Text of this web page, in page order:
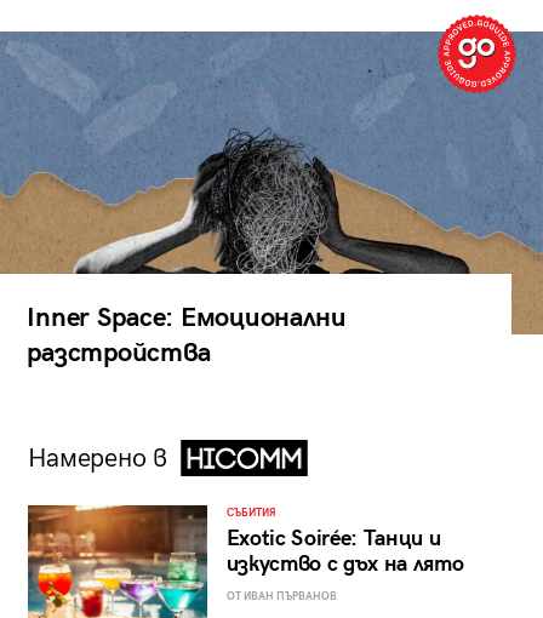
Inner Space: Емоционални
разстройства
Намерено в
СЪБИТИЯ
Exotic Soirée: Танци и
изкуство с дъх на лято
ОТ ИВАН ПЪРВАНОВ